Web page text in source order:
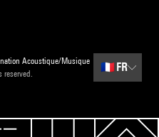
Acoustique/Musique
🇫🇷 FR